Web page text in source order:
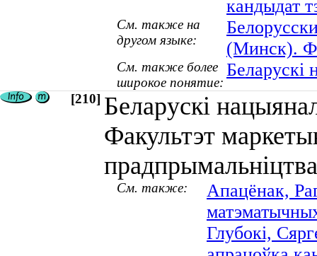
кандыдат
См. также на
другом языке:
(Минск).
См. также более
широкое понятие:
Беларускі
[210] Беларускі
Факультэт
прадпрымальніцтва
См. также:
Апацёнак,
Глубокі,